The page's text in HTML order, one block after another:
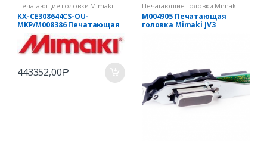
Печатающие головки Mimaki
KX-CE308644CS-OU-
MKP/M008386 Печатающая
головка Mimaki UJV-160
443352,00Р
Печатающие головки Mimaki
M004905 Печатающая
головка Mimaki JV3